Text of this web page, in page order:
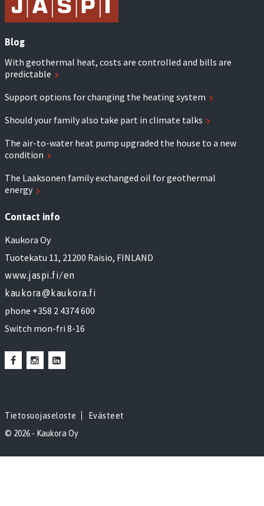
Blog
With geothermal heat, costs are controlled and bills are
predictable
Support options for changing the heating system
Should your family also take part in climate talks
The air-to-water heat pump upgraded the house to a new
condition
The Laaksonen family exchanged oil for geothermal
energy
Contact info
Kaukora Oy
Tuotekatu 11, 21200 Raisio, FINLAND
www.jaspi.fi/en
kaukora@kaukora.fi
phone +358 2 4374 600
Switch mon-fri 8-16
Tietosuojaseloste
Evästeet
© 2026 - Kaukora Oy